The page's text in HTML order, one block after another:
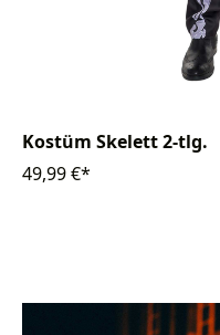
Kostüm Skelett 2-tlg.
49,99 €*